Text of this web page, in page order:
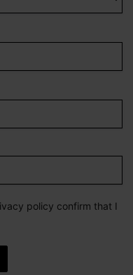
policy confirm that I